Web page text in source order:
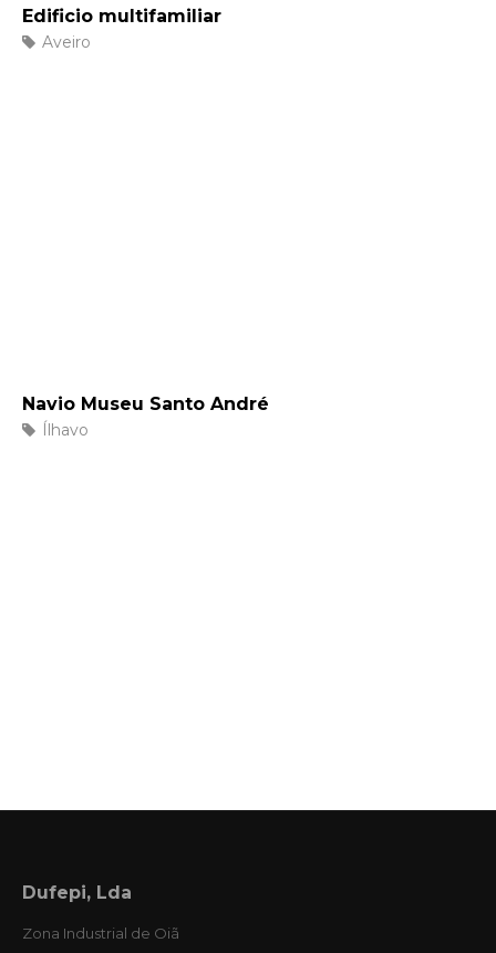
Edificio multifamiliar
Aveiro
Navio Museu Santo André
Ílhavo
Dufepi, Lda
Zona Industrial de Oiã